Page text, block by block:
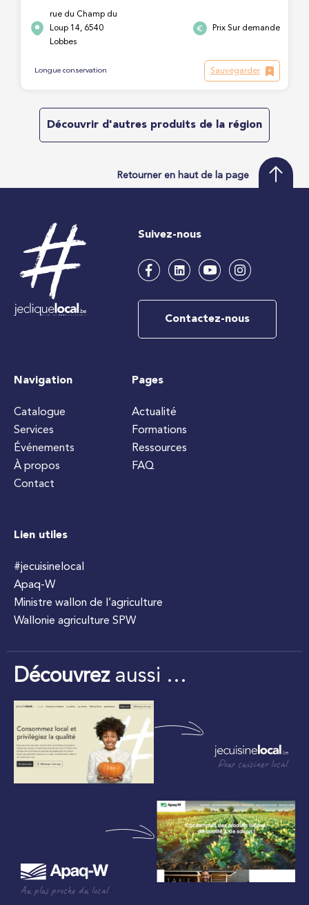
rue du Champ du
Loup 14, 6540
Lobbes
Prix Sur demande
Longue conservation Sauvegarder
Découvrir d'autres produits de la région
Retourner en haut de la page
Suivez-nous
Contactez-nous
Navigation
Catalogue
Services
Événements
À propos
Contact
Pages
Actualité
Formations
Ressources
FAQ
Lien utiles
#jecuisinelocal
Apaq-W
Ministre wallon de l’agriculture
Wallonie agriculture SPW
Découvrezaussi …
Pour cuisiner local
Au plus proche du local